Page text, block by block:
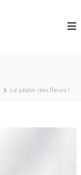
Le plaisir des fleurs !